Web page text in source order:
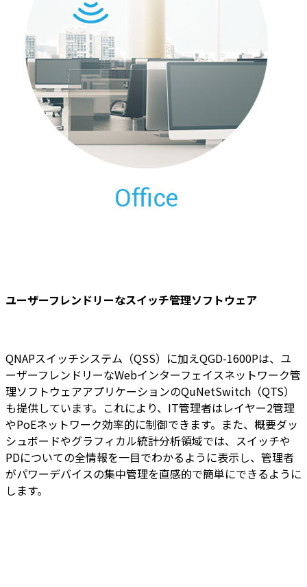
ユーザーフレンドリーなスイッチ管理ソフトウェア
QNAPスイッチシステム（QSS）に加えQGD-1600Pは、ユ
ーザーフレンドリーなWebインターフェイスネットワーク管
理ソフトウェアアプリケーションのQuNetSwitch（QTS）
も提供しています。これにより、IT管理者はレイヤー2管理
やPoEネットワーク効率的に制御できます。また、概要ダッ
シュボードやグラフィカル統計分析領域では、スイッチや
PDについての全情報を一目でわかるように表示し、管理者
がパワーデバイスの集中管理を直感的で簡単にできるように
します。